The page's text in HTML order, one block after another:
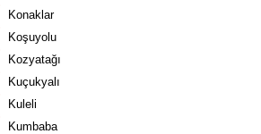
Konaklar
Koşuyolu
Kozyatağı
Kuçukyalı
Kuleli
Kumbaba